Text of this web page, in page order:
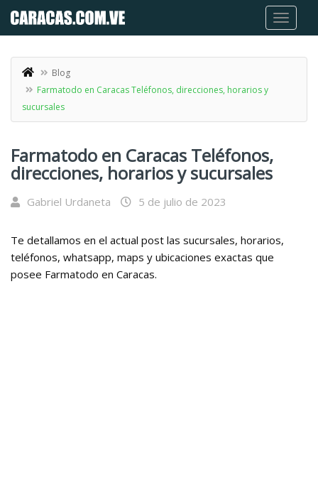
Blog
Farmatodo en Caracas Teléfonos, direcciones, horarios y
sucursales
Farmatodo en Caracas Teléfonos,
direcciones, horarios y sucursales
Gabriel Urdaneta 5 de julio de 2023
Te detallamos en el actual post las sucursales, horarios,
teléfonos, whatsapp, maps y ubicaciones exactas que
posee Farmatodo en Caracas.